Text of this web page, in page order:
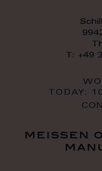
T: +49
TODAY:
meissen